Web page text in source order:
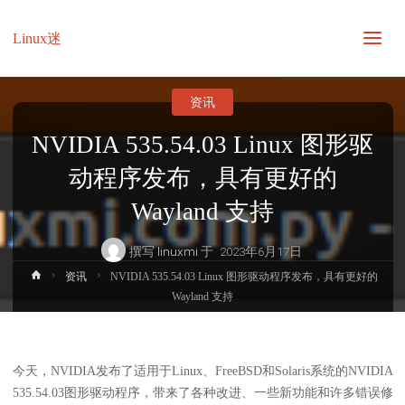
Linux迷
NVIDIA 535.54.03 Linux 图形驱
动程序发布，具有更好的
Wayland 支持
撰写linuxmi 于 2023年6月17日
资讯
首
资讯
NVIDIA 535.54.03 Linux 图形驱动程序发布，具有更好的
Wayland 支持
今天，NVIDIA发布了适用于Linux、FreeBSD和Solaris系统的NVIDIA
535.54.03图形驱动程序，带来了各种改进、一些新功能和许多错误修